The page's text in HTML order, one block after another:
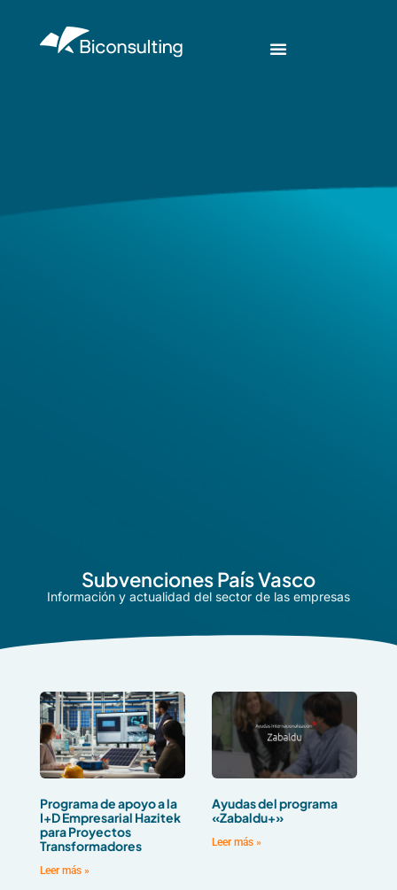
Subvenciones País Vasco
Información y actualidad del sector de las empresas
Programa de apoyo a la
I+D Empresarial Hazitek
para Proyectos
Transformadores
Leer más »
Ayudas del programa
«Zabaldu+»
Leer más »